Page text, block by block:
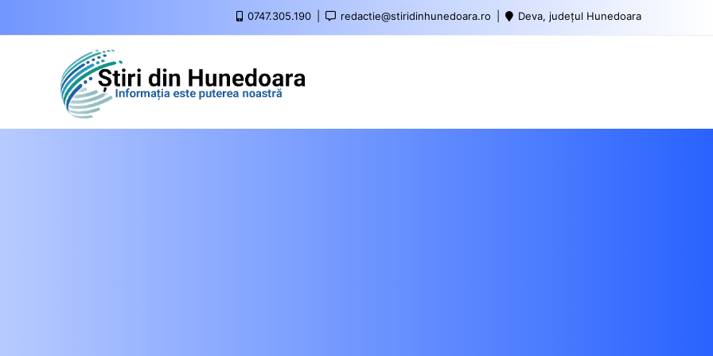
0747.305.190 redactie@stiridinhunedoara.ro Deva, județul Hunedoara